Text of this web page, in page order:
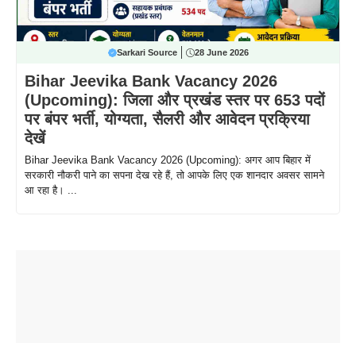
Sarkari Source 28 June 2026
Bihar Jeevika Bank Vacancy 2026
(Upcoming): जिला और प्रखंड स्तर पर 653 पदों
पर बंपर भर्ती, योग्यता, सैलरी और आवेदन प्रक्रिया
देखें
Bihar Jeevika Bank Vacancy 2026 (Upcoming): अगर आप बिहार में
सरकारी नौकरी पाने का सपना देख रहे हैं, तो आपके लिए एक शानदार अवसर सामने
आ रहा है। ...